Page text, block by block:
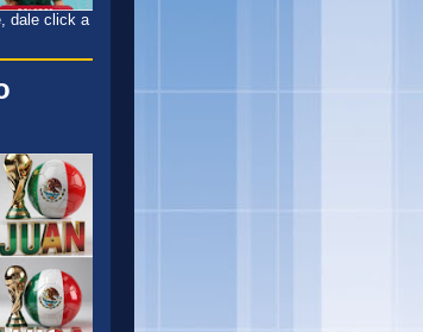
dale click a